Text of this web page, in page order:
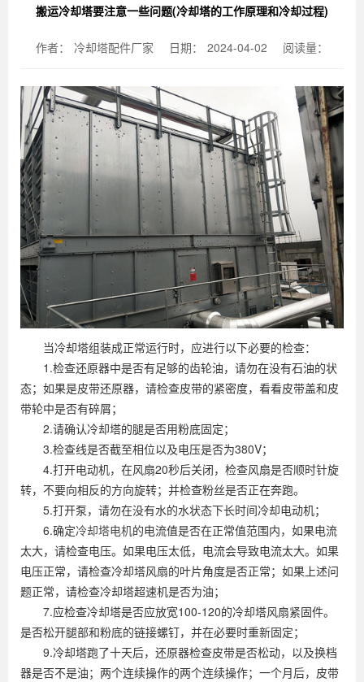
搬运冷却塔要注意一些问题(冷却塔的工作原理和冷却过程)
作者： 冷却塔配件厂家 日期： 2024-04-02 阅读量：
当冷却塔组装成正常运行时，应进行以下必要的检查：
1.检查还原器中是否有足够的齿轮油，请勿在没有石油的状
态；如果是皮带还原器，请检查皮带的紧密度，看看皮带盖和皮
带轮中是否有碎屑；
2.请确认冷却塔的腿是否用粉底固定；
3.检查线是否截至相位以及电压是否为380V；
4.打开电动机，在风扇20秒后关闭，检查风扇是否顺时针旋
转，不要向相反的方向旋转；并检查粉丝是否正在奔跑。
5.打开泵，请勿在没有水的水状态下长时间冷却电动机；
6.确定冷却塔电机的电流值是否在正常值范围内，如果电流
太大，请检查电压。如果电压太低，电流会导致电流太大。如果
电压正常，请检查冷却塔风扇的叶片角度是否正常；如果上述问
题正常，请检查冷却塔超速机是否为油；
7.应检查冷却塔是否应放宽100-120的冷却塔风扇紧固件。
是否松开腿部和粉底的链接螺钉，并在必要时重新固定；
9.冷却塔跑了十天后，还原器检查皮带是否松动，以及换档
器是否不是油；两个连续操作的两个连续操作；一个月后，皮带